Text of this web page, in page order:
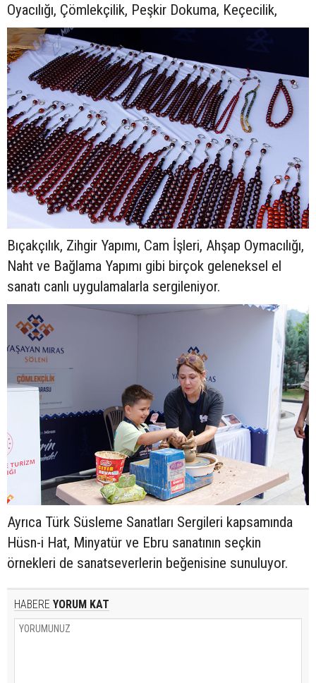
Oyacılığı, Çömlekçilik, Peşkir Dokuma, Keçecilik,
Bıçakçılık, Zihgir Yapımı, Cam İşleri, Ahşap Oymacılığı,
Naht ve Bağlama Yapımı gibi birçok geleneksel el
sanatı canlı uygulamalarla sergileniyor.
Ayrıca Türk Süsleme Sanatları Sergileri kapsamında
Hüsn-i Hat, Minyatür ve Ebru sanatının seçkin
örnekleri de sanatseverlerin beğenisine sunuluyor.
HABERE YORUM KAT